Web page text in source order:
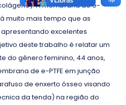
A membrana de e-
muito mais tempo que as
excelentes
deste trabalho é relatar um
do gênero feminino, 44 anos,
de e-PTFE em junção
de enxerto ósseo visando
da tenda) na região do